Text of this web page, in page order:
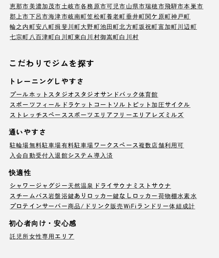
恵那市美濃加茂市土岐市各務原市可児市山県市瑞穂市飛騨市本巣市
郡上市下呂市海津市岐南町笠松町養老町垂井町関ケ原町神戸町
輪之内町安八町揖斐川町大野町池田町北方町坂祝町富加町川辺町
七宗町 八百津町白川町東白川村御嵩町白川村
こだわりでジムを探す
トレーニングしやすさ
プールホットスタジオ スタジオサンドバック体育館
スポーツフィールド ラケットコート ソルトピット加圧サイクル
ストレッチスペース スポーツエリア フリーエリア レズミルズ
通いやすさ
駐輪場無料駐車場有料駐車場ワークスペース複数店舗利用可
入会自動受付 入退館システム導入済
快適性
シャワージャグジー天然温泉 ドライサウナ ミストサウナ
スチームバス岩盤浴鍵ありロッカー鍵なしロッカー荷物棚水素水
プロテインサーバー商品/ドリンク販売WiFi ランドリー体組成計
初心者向け・安心感
託児所女性専用エリア